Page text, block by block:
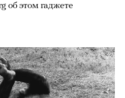
об этом гаджете